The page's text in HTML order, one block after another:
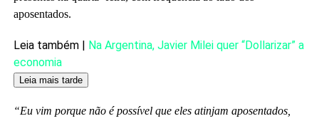
aposentados.
Leia também |
Artigo
para
assinantes
Na Argentina, Javier Milei quer “Dollarizar” a
economia
Leia mais tarde
“Eu vim porque não é possível que eles atinjam aposentados,